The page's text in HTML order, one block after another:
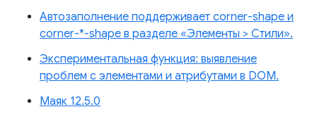
Автозаполнение поддерживает corner-shape и
corner-*-shape в разделе «Элементы > Стили».
Экспериментальная функция: выявление
проблем с элементами и атрибутами в DOM.
Маяк 12.5.0